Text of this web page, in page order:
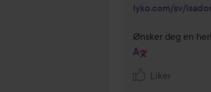
lyko.com/sv/
Ønsker deg en
Liker